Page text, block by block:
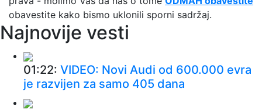
obavestite kako bismo uklonili sporni sadržaj.
Najnovije vesti
01:22: VIDEO: Novi Audi od 600.000 evra
je razvijen za samo 405 dana